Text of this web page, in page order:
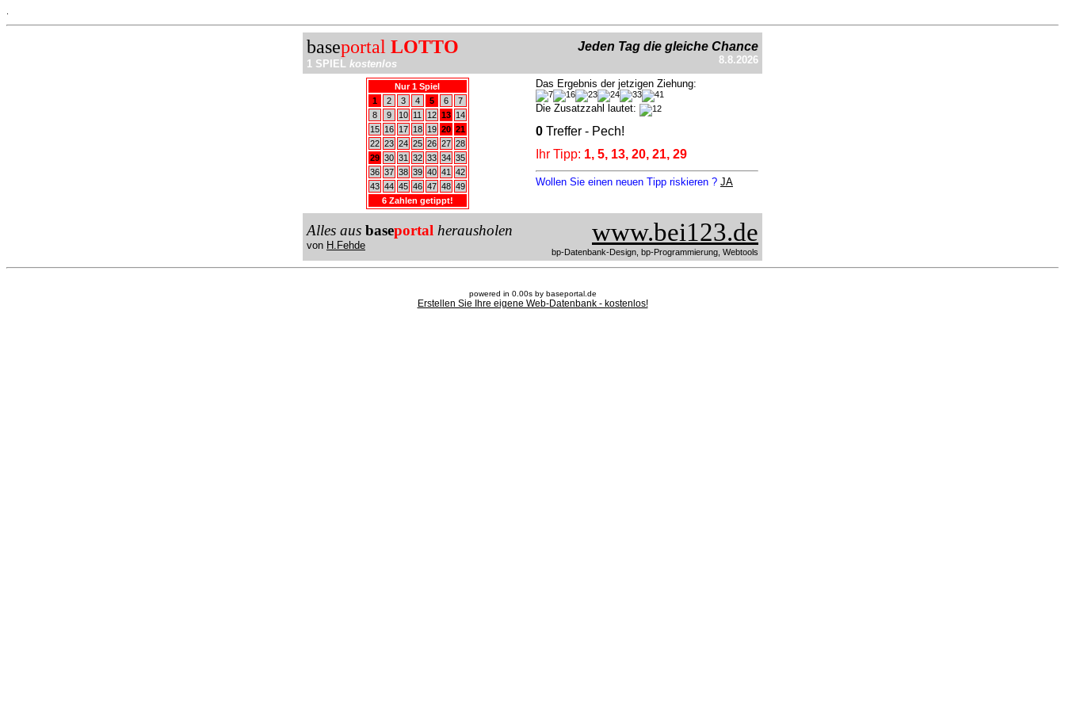
baseportal LOTTO
1 SPIEL kostenlos
Jeden Tag die gleiche Chance
8.8.2026
Nur 1 Spiel
1
2 3 4 5 6
7
8
9 10 11 12 13
14
15
16 17 18 19 20 21
22 23 24 25 26 27 28
29 30 31 32 33 34 35
36 37 38 39 40 41
42
43 44 45 46 47 48 49
6 Zahlen getippt!
Das Ergebnis der jetzigen Ziehung:
Die Zusatzzahl lautet:
0 Treffer - Pech!
Ihr Tipp: 1, 5, 13, 20, 21, 29
Wollen Sie einen neuen Tipp riskieren ? JA
Alles aus baseportal herausholen
von H.Fehde www.bei123.de
bp-Datenbank-Design, bp-Programmierung, Webtools
powered in 0.00s by baseportal.de
Erstellen Sie Ihre eigene Web-Datenbank - kostenlos!